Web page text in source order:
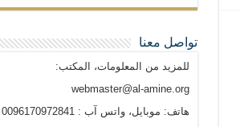
تواصل معنا
للمزيد من المعلومات، المكتب:
webmaster@al-amine.org
هاتف: موبايل، واتس آب : 0096170972841